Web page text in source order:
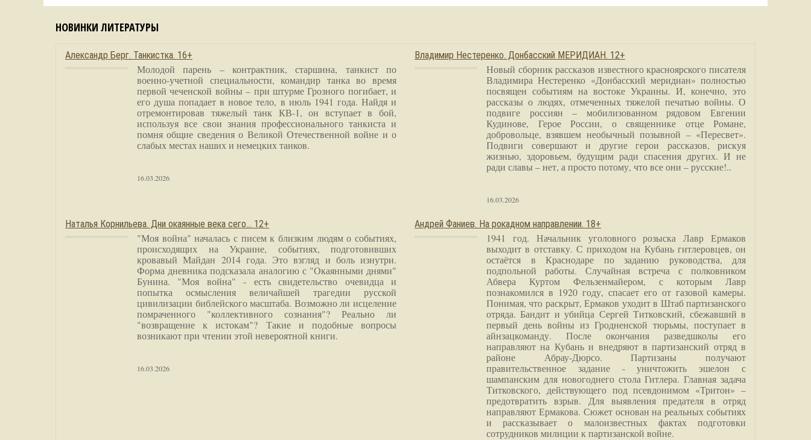
НОВИНКИ ЛИТЕРАТУРЫ
Александр Берг. Танкистка. 16+
Молодой парень – контрактник, старшина, танкист по
военно-учетной специальности, командир танка во время
первой чеченской войны – при штурме Грозного погибает, и
его душа попадает в новое тело, в июль 1941 года. Найдя и
отремонтировав тяжелый танк КВ-1, он вступает в бой,
используя все свои знания профессионального танкиста и
помня общие сведения о Великой Отечественной войне и о
слабых местах наших и немецких танков.
16.03.2026
Владимир Нестеренко. Донбасский МЕРИДИАН. 12+
Новый сборник рассказов известного красноярского писателя
Владимира Нестеренко «Донбасский меридиан» полностью
посвящен событиям на востоке Украины. И, конечно, это
рассказы о людях, отмеченных тяжелой печатью войны. О
подвиге россиян – мобилизованном рядовом Евгении
Кудинове, Герое России, о священнике отце Романе,
добровольце, взявшем необычный позывной – «Пересвет».
Подвиги совершают и другие герои рассказов, рискуя
жизнью, здоровьем, будущим ради спасения других. И не
ради славы – нет, а просто потому, что все они – русские!..
16.03.2026
Наталья Корнильева. Дни окаянные века сего… 12+
"Моя война" началась с писем к близким людям о событиях,
происходящих на Украине, событиях, подготовивших
кровавый Майдан 2014 года. Это взгляд и боль изнутри.
Форма дневника подсказала аналогию с "Окаянными днями"
Бунина. "Моя война" - есть свидетельство очевидца и
попытка осмысления величайшей трагедии русской
цивилизации библейского масштаба. Возможно ли исцеление
помраченного "коллективного сознания"? Реально ли
"возвращение к истокам"? Такие и подобные вопросы
возникают при чтении этой невероятной книги.
16.03.2026
Андрей Фаниев. На рокадном направлении. 18+
1941 год. Начальник уголовного розыска Лавр Ермаков
выходит в отставку. С приходом на Кубань гитлеровцев, он
остаётся в Краснодаре по заданию руководства, для
подпольной работы. Случайная встреча с полковником
Абвера Куртом Фельзенмайером, с которым Лавр
познакомился в 1920 году, спасает его от газовой камеры.
Понимая, что раскрыт, Ермаков уходит в Штаб партизанского
отряда. Бандит и убийца Сергей Титковский, сбежавший в
первый день войны из Гродненской тюрьмы, поступает в
айнзацкоманду. После окончания разведшколы его
направляют на Кубань и внедряют в партизанский отряд в
районе Абрау-Дюрсо. Партизаны получают
правительственное задание - уничтожить эшелон с
шампанским для новогоднего стола Гитлера. Главная задача
Титковского, действующего под псевдонимом «Тритон» –
предотвратить взрыв. Для выявления предателя в отряд
направляют Ермакова. Сюжет основан на реальных событиях
и рассказывает о малоизвестных фактах подготовки
сотрудников милиции к партизанской войне.